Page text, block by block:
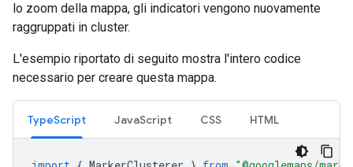
lo zoom della mappa, gli indicatori vengono nuovamente
raggruppati in cluster.
L'esempio riportato di seguito mostra l'intero codice
necessario per creare questa mappa.
TypeScript JavaScript CSS HTML